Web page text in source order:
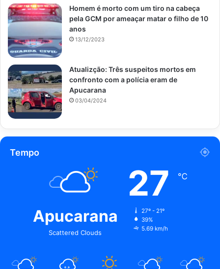
Homem é morto com um tiro na cabeça
pela GCM por ameaçar matar o filho de 10
anos
13/12/2023
Atualizção: Três suspeitos mortos em
confronto com a polícia eram de
Apucarana
03/04/2024
Tempo
Apucarana
Scattered Clouds
27 ℃
27º - 21º
39%
5.69 km/h